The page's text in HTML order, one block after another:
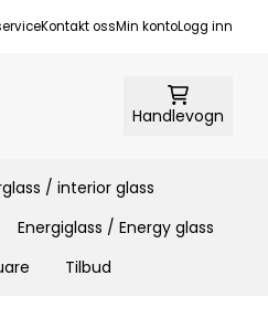
Kontakt ossMin kontoLogg inn
Handlevogn
/ interior glass
Energiglass / Energy glass
Tilbud